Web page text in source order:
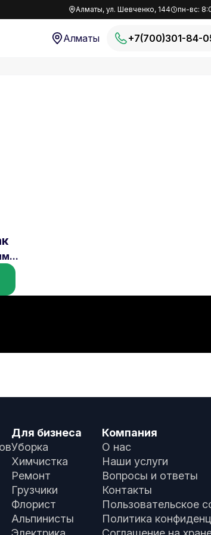
Алматы, ул. Шевченко, 144 пн-вс:
Алматы +7(700)301-84-
Для бизнеса
Уборка
Химчистка
Ремонт
Грузчики
Флорист
Альпинисты
Компания
О нас
Наши услуги
Вопросы и ответы
Контакты
Пользовательское
Политика